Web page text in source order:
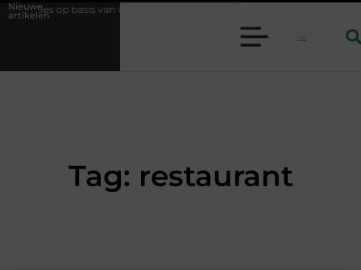
Nieuwe
artikelen
Kies op basis van uw dagelijks leven
Tag: restaurant